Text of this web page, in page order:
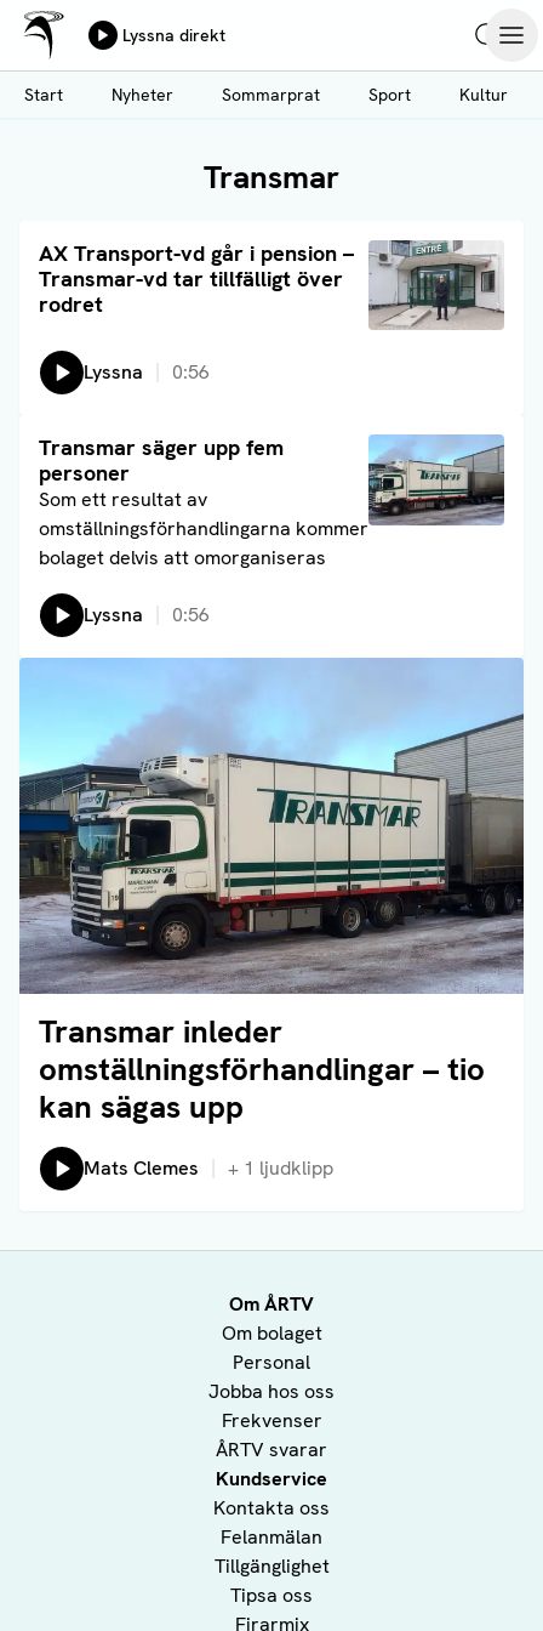
Hoppa
till
huvudinnehåll
Ålands Radio & TV
Lyssna direkt
Start
Nyheter Sommarprat Sport Kultur
Transmar
AX Transport-vd går i pension –
Transmar-vd tar tillfälligt över
rodret
Läs artikel
Lyssna 0:56
Transmar säger upp fem
personer
Som ett resultat av
omställningsförhandlingarna kommer
bolaget delvis att omorganiseras
Läs artikel
Lyssna 0:56
Transmar inleder
omställningsförhandlingar – tio
kan sägas upp
Läs artikel
Lyssna på:
Mats Clemes + 1 ljudklipp
Om ÅRTV
Om bolaget
Personal
Jobba hos oss
Frekvenser
ÅRTV svarar
Kundservice
Kontakta oss
Felanmälan
Tillgänglighet
Tipsa oss
Firarmix